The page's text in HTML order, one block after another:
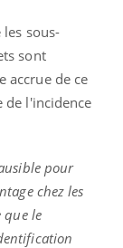
sous-
sont
accrue de ce
l'incidence
pour
chez les
que le